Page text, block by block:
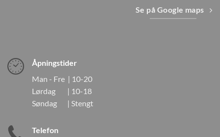
Se på Google maps
Åpningstider
Man - Fre | 10-20
Lørdag | 10-18
Søndag | Stengt
Telefon